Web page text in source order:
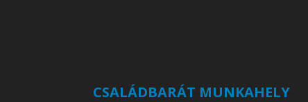
CSALÁDBARÁT MUNKAHELY